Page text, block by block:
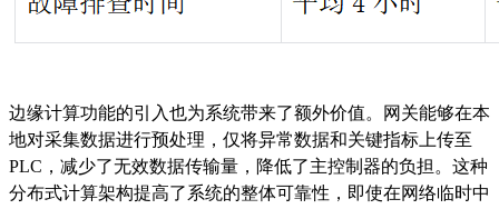
边缘计算功能的引入也为系统带来了额外价值。网关能够在本
地对采集数据进行预处理，仅将异常数据和关键指标上传至
PLC，减少了无效数据传输量，降低了主控制器的负担。这种
分布式计算架构提高了系统的整体可靠性，即使在网络临时中